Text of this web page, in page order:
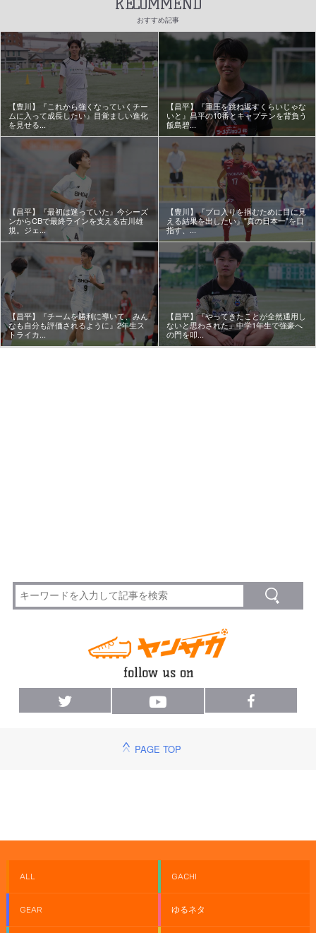
RECOMMEND
おすすめ記事
【豊川】『これから強くなっていくチー
ムに入って成長したい』目覚ましい進化
を見せる...
【昌平】『重圧を跳ね返すくらいじゃな
いと』昌平の10番とキャプテンを背負う
飯島碧...
【昌平】『最初は迷っていた』今シーズ
ンからCBで最終ラインを支える古川雄
規。ジェ...
【豊川】『プロ入りを掴むために目に見
える結果を出したい』"真の日本一"を目
指す、...
【昌平】『チームを勝利に導いて、みん
なも自分も評価されるように』2年生ス
トライカ...
【昌平】『やってきたことが全然通用し
ないと思わされた』中学1年生で強豪へ
の門を叩...
PAGE TOP
ALL GACHI
GEAR ゆるネタ